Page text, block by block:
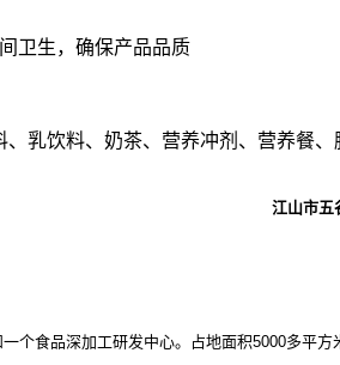
卫生，确保产品品质
乳饮料、奶茶、营养冲剂、营养餐
江山市五
个食品深加工研发中心。占地面积5000多平方